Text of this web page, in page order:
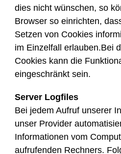
dies nicht wünschen, so
Browser so einrichten,
Setzen von Cookies
im Einzelfall erlauben.Bei
Cookies kann die
eingeschränkt sein.
Server Logfiles
Bei jedem Aufruf unserer
unser Provider
Informationen vom
aufrufenden Rechners.